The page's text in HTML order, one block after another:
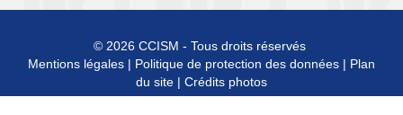
© 2026 CCISM - Tous droits réservés
Mentions légales | Politique de protection des données | Plan
du site | Crédits photos